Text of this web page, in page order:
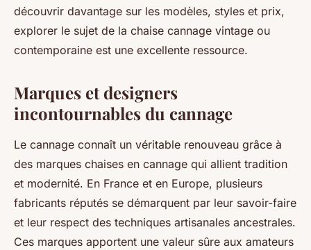
découvrir davantage sur les modèles, styles et prix,
explorer le sujet de la chaise cannage vintage ou
contemporaine est une excellente ressource.
Marques et designers
incontournables du cannage
Le cannage connaît un véritable renouveau grâce à
des marques chaises en cannage qui allient tradition
et modernité. En France et en Europe, plusieurs
fabricants réputés se démarquent par leur savoir-faire
et leur respect des techniques artisanales ancestrales.
Ces marques apportent une valeur sûre aux amateurs